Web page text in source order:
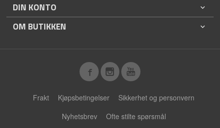
DIN KONTO
OM BUTIKKEN
Frakt Kjøpsbetingelser
Sikkerhet og personvern
Nyhetsbrev
Ofte stilte spørsmål